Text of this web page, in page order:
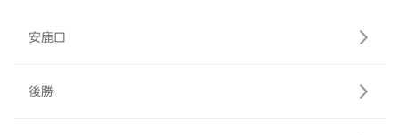
安鹿口
後勝